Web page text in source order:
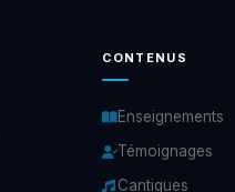
CONTENUS
Enseignements
Témoignages
Cantiques